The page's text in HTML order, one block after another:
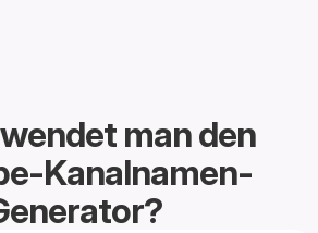
man den
Kanalnamen-